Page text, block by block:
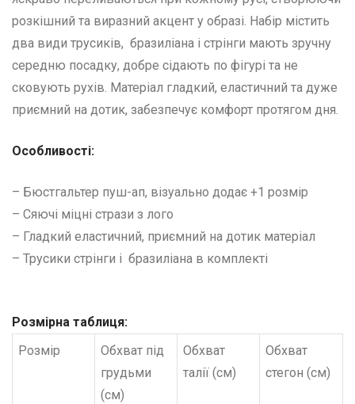
розкішний та виразний акцент у образі. Набір містить
два види трусиків, бразиліана і стрінги мають зручну
середню посадку, добре сідають по фігурі та не
сковують рухів. Матеріал гладкий, еластичний та дуже
приємний на дотик, забезпечує комфорт протягом дня.
Особливості:
– Бюстгальтер пуш-ап, візуально додає +1 розмір
– Сяючі міцні стрази з лого
– Гладкий еластичний, приємний на дотик матеріал
– Трусики стрінги і бразиліана в комплекті
Розмірна таблиця:
Розмір
Обхват під
грудьми
(см)
Обхват
талії (см)
Обхват
стегон (см)